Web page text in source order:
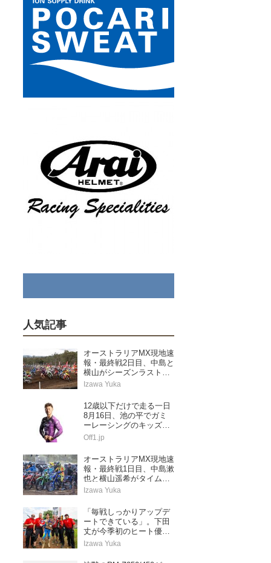
人気記事
オーストラリアMX現地速
報・最終戦2日目、中島と
横山がシーズンラストレ
ースを走り切る
Izawa Yuka
12歳以下だけで走る一日
8月16日、池の平でガミ
ーレーシングのキッズス
ペシャル
Off1.jp
オーストラリアMX現地速
報・最終戦1日目、中島漱
也と横山遥希がタイムア
タック予選に挑む
Izawa Yuka
「毎戦しっかりアップデ
ートできている」。下田
丈が今季初のヒート優勝
&ランキングトップに浮
第5戦レッドバッド
Izawa Yuka